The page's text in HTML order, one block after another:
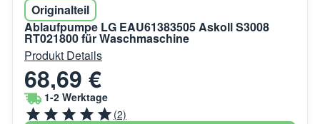
Originalteil
Ablaufpumpe LG EAU61383505 Askoll S3008
RT021800 für Waschmaschine
Produkt Details
68,69 €
1-2 Werktage
(2)